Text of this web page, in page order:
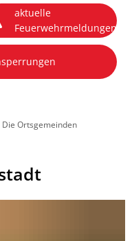
aktuelle
Feuerwehrmeldungen
Die Ortsgemeinden